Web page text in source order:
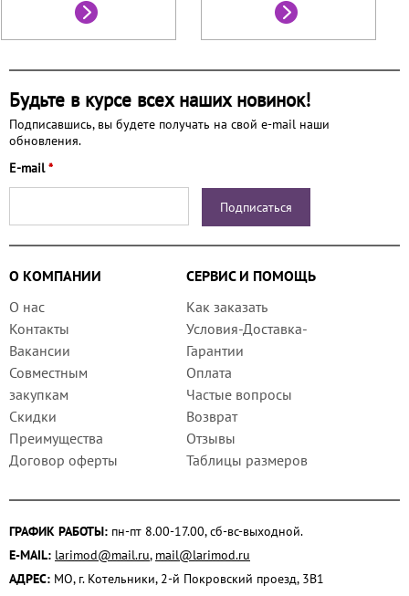
Будьте в курсе всех наших новинок!
Подписавшись, вы будете получать на свой e-mail наши
обновления.
E-mail*
О КОМПАНИИ
СЕРВИС И ПОМОЩЬ
О нас
Контакты
Вакансии
Совместным
закупкам
Скидки
Преимущества
Договор оферты
Как заказать
Условия-Доставка-
Гарантии
Оплата
Частые вопросы
Возврат
Отзывы
Таблицы размеров
ГРАФИК РАБОТЫ: пн-пт 8.00-17.00, сб-вс-выходной.
E-MAIL: larimod@mail.ru, mail@larimod.ru
АДРЕС: МО, г. Котельники, 2-й Покровский проезд, 3В1